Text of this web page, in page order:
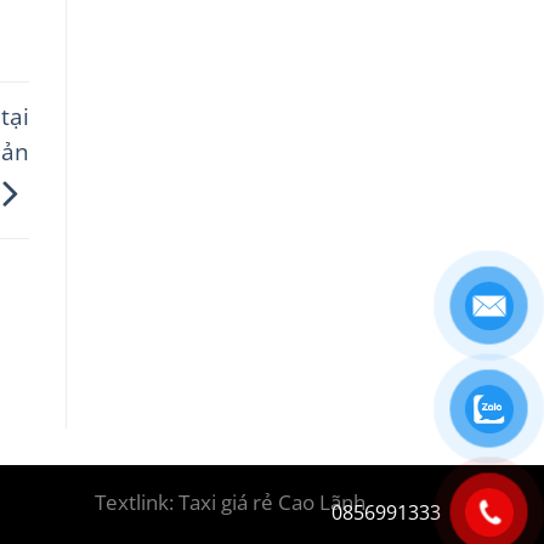
Textlink: Taxi giá rẻ Cao Lãnh0856991333